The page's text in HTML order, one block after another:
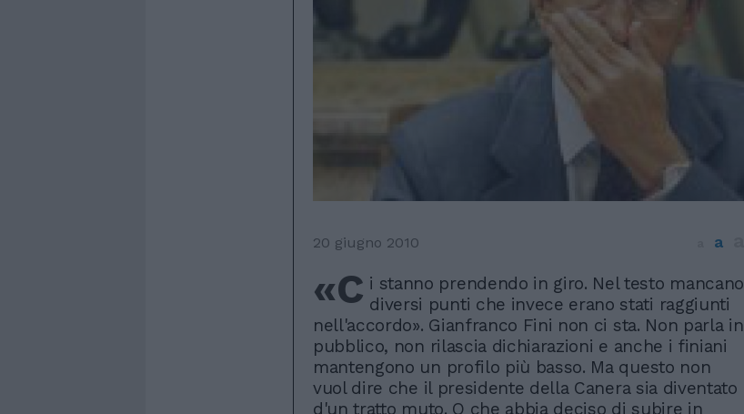
20 giugno 2010 a
«C i stanno prendendo in giro. Nel testo mancano
diversi punti che invece erano stati raggiunti
nell'accordo». Gianfranco Fini non ci sta. Non parla in
pubblico, non rilascia dichiarazioni e anche i finiani
mantengono un profilo più basso. Ma questo non
vuol dire che il presidente della Canera sia diventato
d'un tratto muto. O che abbia deciso di subire in